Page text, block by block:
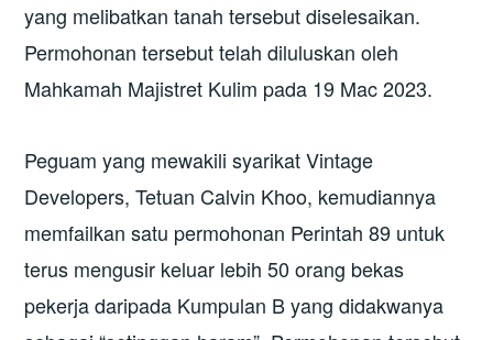
yang melibatkan tanah tersebut diselesaikan.
Permohonan tersebut telah diluluskan oleh
Mahkamah Majistret Kulim pada 19 Mac 2023.
Peguam yang mewakili syarikat Vintage
Developers, Tetuan Calvin Khoo, kemudiannya
memfailkan satu permohonan Perintah 89 untuk
terus mengusir keluar lebih 50 orang bekas
pekerja daripada Kumpulan B yang didakwanya